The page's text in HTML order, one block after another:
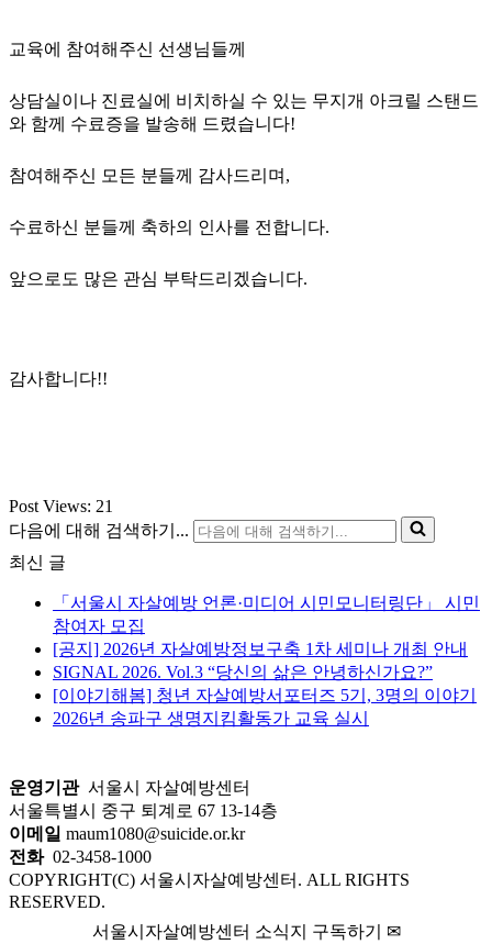
교육에 참여해주신 선생님들께
상담실이나 진료실에 비치하실 수 있는 무지개 아크릴 스탠드
와 함께 수료증을 발송해 드렸습니다!
참여해주신 모든 분들께 감사드리며,
수료하신 분들께 축하의 인사를 전합니다.
앞으로도 많은 관심 부탁드리겠습니다.
감사합니다!!
Post Views: 21
다음에 대해 검색하기...
최신 글
「서울시 자살예방 언론·미디어 시민모니터링단」 시민
참여자 모집
[공지] 2026년 자살예방정보구축 1차 세미나 개최 안내
SIGNAL 2026. Vol.3 “당신의 삶은 안녕하신가요?”
[이야기해봄] 청년 자살예방서포터즈 5기, 3명의 이야기
2026년 송파구 생명지킴활동가 교육 실시
운영기관서울시 자살예방센터
서울특별시 중구 퇴계로 67 13-14층
이메일 maum1080@suicide.or.kr
전화 02-3458-1000
COPYRIGHT(C) 서울시자살예방센터. ALL RIGHTS
RESERVED.
서울시자살예방센터 소식지 구독하기 ✉